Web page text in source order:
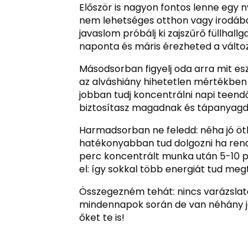
Először is nagyon fontos lenne egy
nem lehetséges otthon vagy
javaslom próbálj ki zajszűrő
naponta és máris érezheted a
Másodsorban figyelj oda arra mit
az alváshiány hihetetlen
jobban tudj koncentrálni napi
biztosítasz magadnak és
Harmadsorban ne feledd: néha jó
hatékonyabban tud dolgozni ha
perc koncentrált munka után 5-10
el: így sokkal több energiát tud
Összegezném tehát: nincs
mindennapok során de van
őket te is!